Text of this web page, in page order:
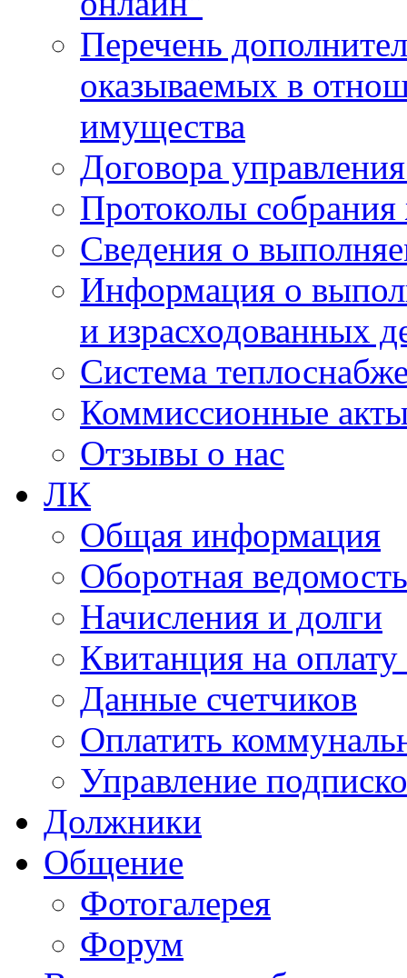
Перечень
оказываемых в
имущества
Договора
Протоколы
Сведения о
Информация о
и израсходованных
Система
Коммиссионные
Отзывы о нас
ЛК
Общая информация
Оборотная ведомость
Начисления и долги
Квитанция на
Данные счетчиков
Оплатить
Управление
Должники
Общение
Фотогалерея
Форум